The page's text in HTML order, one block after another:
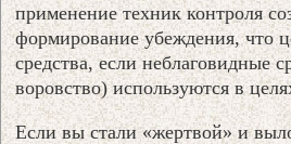
применение техник контроля
формирование убеждения, что
средства, если неблаговидные
воровство) используются в
Если вы стали «жертвой» и